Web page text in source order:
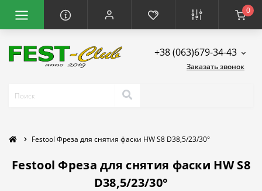
0
+38 (063)679-34-43
Заказать звонок
Festool Фреза для снятия фаски HW S8 D38,5/23/30°
Festool Фреза для снятия фаски HW S8
D38,5/23/30°